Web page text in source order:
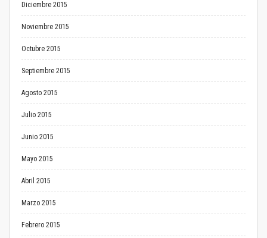
Diciembre 2015
Noviembre 2015
Octubre 2015
Septiembre 2015
Agosto 2015
Julio 2015
Junio 2015
Mayo 2015
Abril 2015
Marzo 2015
Febrero 2015